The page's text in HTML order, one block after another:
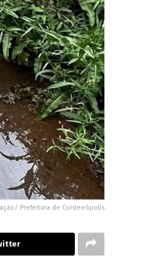
Prefeitura de Cordeirópolis